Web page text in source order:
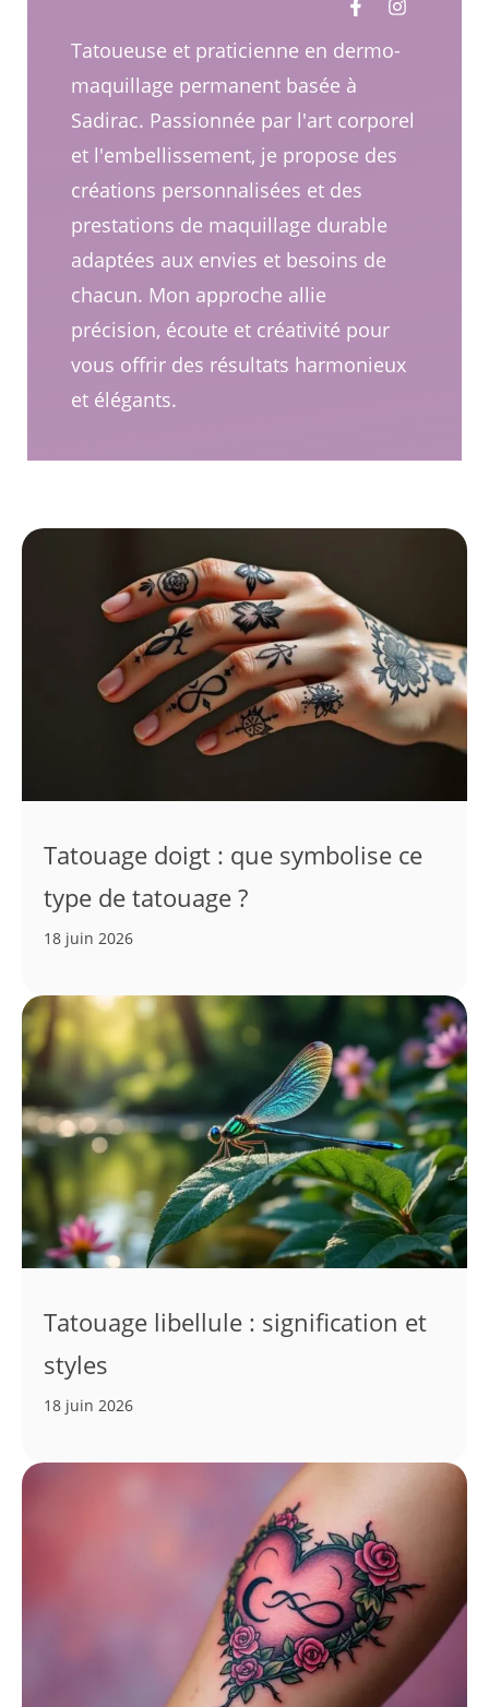
Tatoueuse et praticienne en dermo-
maquillage permanent basée à
Sadirac. Passionnée par l'art corporel
et l'embellissement, je propose des
créations personnalisées et des
prestations de maquillage durable
adaptées aux envies et besoins de
chacun. Mon approche allie
précision, écoute et créativité pour
vous offrir des résultats harmonieux
et élégants.
Tatouage doigt : que symbolise ce
type de tatouage ?
18 juin 2026
Tatouage libellule : signification et
styles
18 juin 2026